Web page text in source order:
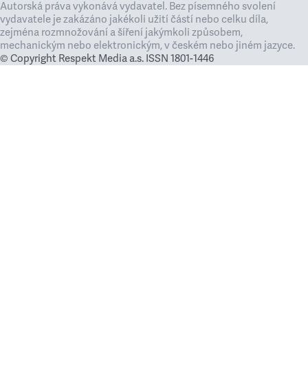
Autorská práva vykonává vydavatel. Bez písemného svolení
vydavatele je zakázáno jakékoli užití částí nebo celku díla,
zejména rozmnožování a šíření jakýmkoli způsobem,
mechanickým nebo elektronickým, v českém nebo jiném jazyce.
© Copyright Respekt Media a.s. ISSN 1801-1446